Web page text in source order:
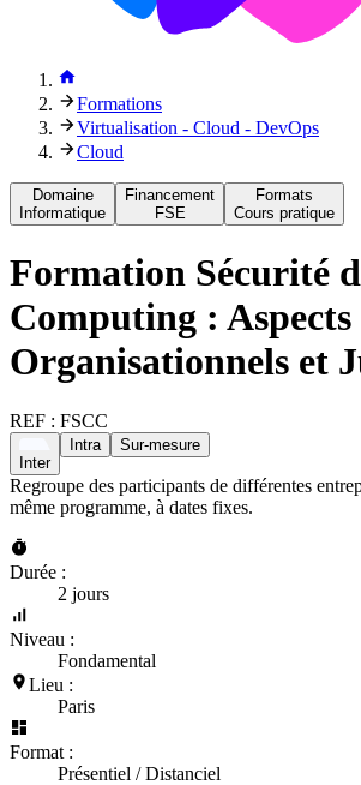
Formations
Virtualisation - Cloud - DevOps
Cloud
Domaine
Informatique
Financement
FSE
Formats
Cours pratique
Formation Sécurité
Computing : Aspects
Organisationnels et
REF : FSCC
Inter
Intra Sur-mesure
Regroupe des participants de différentes
même programme, à dates fixes.
Durée :
2 jours
Niveau :
Fondamental
Lieu :
Paris
Format :
Présentiel / Distanciel